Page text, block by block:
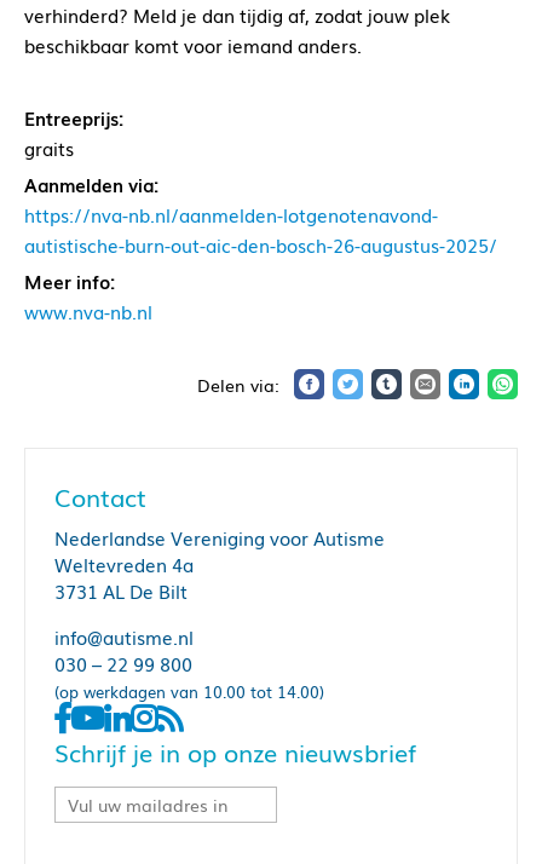
verhinderd? Meld je dan tijdig af, zodat jouw plek
beschikbaar komt voor iemand anders.
Entreeprijs:
graits
Aanmelden via:
https://nva-nb.nl/aanmelden-lotgenotenavond-
autistische-burn-out-aic-den-bosch-26-augustus-2025/
Meer info:
www.nva-nb.nl
Contact
Nederlandse Vereniging voor Autisme
Weltevreden 4a
3731 AL De Bilt
info@autisme.nl
030 – 22 99 800
(op werkdagen van 10.00 tot 14.00)
Schrijf je in op onze nieuwsbrief